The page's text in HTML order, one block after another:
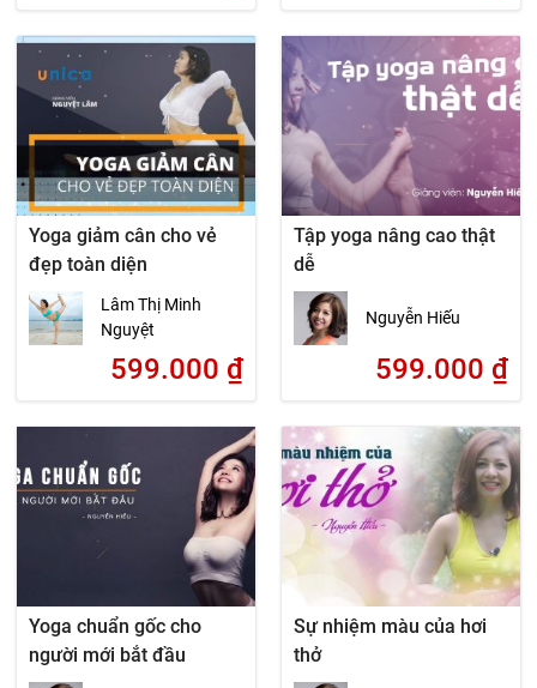
Yoga giảm cân cho vẻ
đẹp toàn diện
Lâm Thị Minh
Nguyệt
599.000 ₫
Tập yoga nâng cao thật
dễ
Nguyễn Hiếu
599.000 ₫
Yoga chuẩn gốc cho
người mới bắt đầu
Sự nhiệm màu của hơi
thở